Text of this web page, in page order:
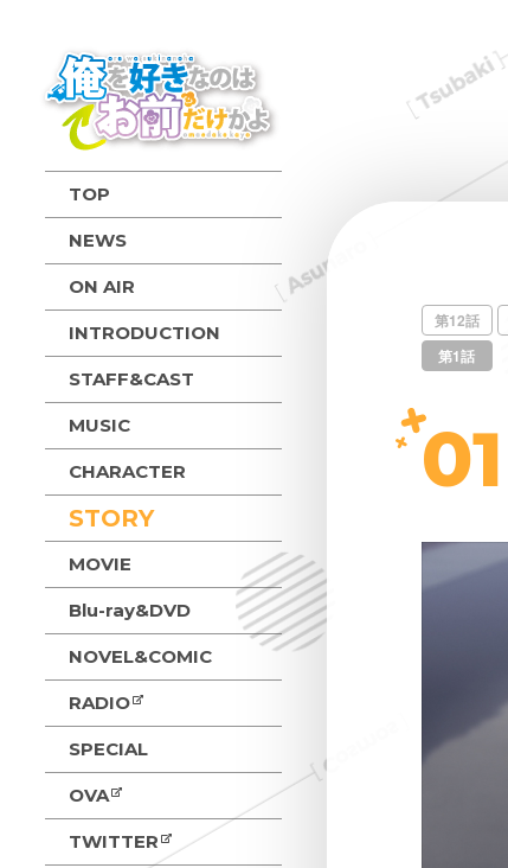
TOP
NEWS
ON AIR
INTRODUCTION
STAFF&CAST
MUSIC
CHARACTER
STORY
MOVIE
Blu-ray&DVD
NOVEL&COMIC
RADIO
SPECIAL
OVA
TWITTER
第12話
第1話
01